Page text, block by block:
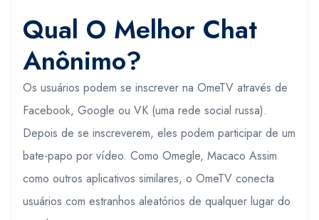
Qual O Melhor Chat
Anônimo?
Os usuários podem se inscrever na OmeTV através de
Facebook, Google ou VK (uma rede social russa).
Depois de se inscreverem, eles podem participar de um
bate-papo por vídeo. Como Omegle, Macaco Assim
como outros aplicativos similares, o OmeTV conecta
usuários com estranhos aleatórios de qualquer lugar do